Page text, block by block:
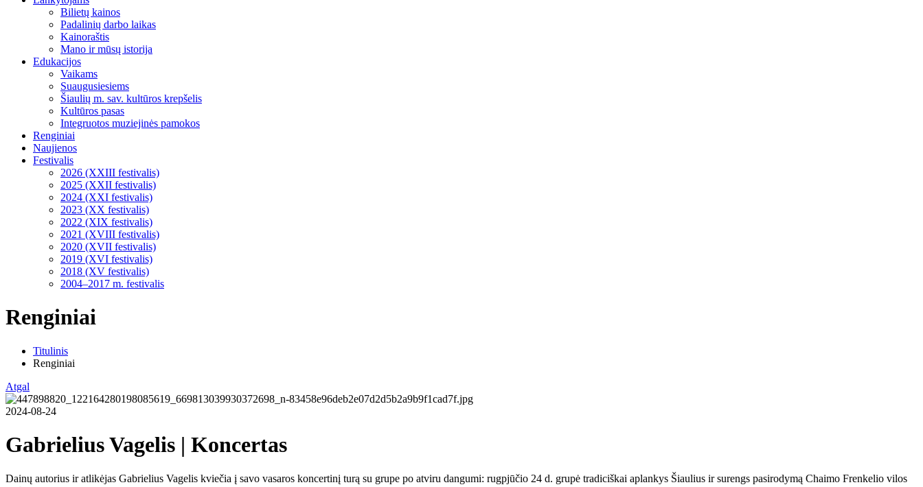
Bilietų kainos
Padalinių darbo laikas
Kainoraštis
Mano ir mūsų istorija
Edukacijos
Vaikams
Suaugusiesiems
Šiaulių m. sav. kultūros krepšelis
Kultūros pasas
Integruotos muziejinės pamokos
Renginiai
Naujienos
Festivalis
2026 (XXIII festivalis)
2025 (XXII festivalis)
2024 (XXI festivalis)
2023 (XX festivalis)
2022 (XIX festivalis)
2021 (XVIII festivalis)
2020 (XVII festivalis)
2019 (XVI festivalis)
2018 (XV festivalis)
2004–2017 m. festivalis
Renginiai
Titulinis
Renginiai
Atgal
2024-08-24
Gabrielius Vagelis | Koncertas
Dainų autorius ir atlikėjas Gabrielius Vagelis kviečia į savo vasaros koncertinį turą su grupe po atviru dangumi: rugpjūčio 24 d. grupė tradiciškai aplankys Šiaulius ir surengs pasirodymą Chaimo Frenkelio vilos